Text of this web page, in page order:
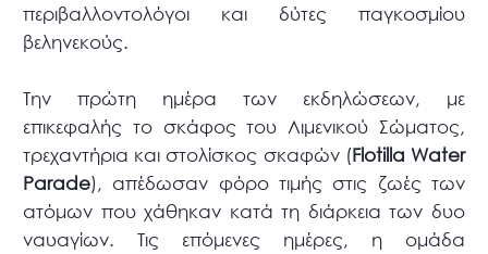
περιβαλλοντολόγοι και δύτες παγκοσμίου
βεληνεκούς.
Την πρώτη ημέρα των εκδηλώσεων, με
επικεφαλής το σκάφος του Λιμενικού Σώματος,
τρεχαντήρια και στολίσκος σκαφών (Flotilla Water
Parade), απέδωσαν φόρο τιμής στις ζωές των
ατόμων που χάθηκαν κατά τη διάρκεια των δυο
ναυαγίων. Τις επόμενες ημέρες, η ομάδα